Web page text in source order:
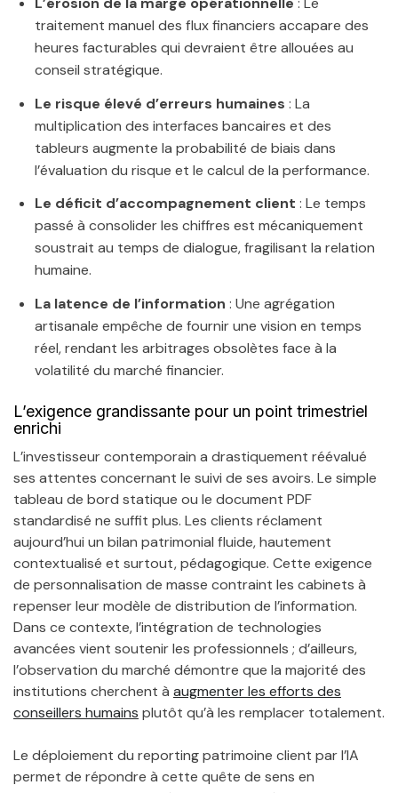
traitement manuel des flux financiers accapare des
heures facturables qui devraient être allouées au
conseil stratégique.
Le risque élevé d’erreurs humaines : La
multiplication des interfaces bancaires et des
tableurs augmente la probabilité de biais dans
l’évaluation du risque et le calcul de la performance.
Le déficit d’accompagnement client : Le temps
passé à consolider les chiffres est mécaniquement
soustrait au temps de dialogue, fragilisant la relation
humaine.
La latence de l’information : Une agrégation
artisanale empêche de fournir une vision en temps
réel, rendant les arbitrages obsolètes face à la
volatilité du marché financier.
L’exigence grandissante pour un point trimestriel
enrichi
L’investisseur contemporain a drastiquement réévalué
ses attentes concernant le suivi de ses avoirs. Le simple
tableau de bord statique ou le document PDF
standardisé ne suffit plus. Les clients réclament
aujourd’hui un bilan patrimonial fluide, hautement
contextualisé et surtout, pédagogique. Cette exigence
de personnalisation de masse contraint les cabinets à
repenser leur modèle de distribution de l’information.
Dans ce contexte, l’intégration de technologies
avancées vient soutenir les professionnels ; d’ailleurs,
l’observation du marché démontre que la majorité des
institutions cherchent à augmenter les efforts des
conseillers humains plutôt qu’à les remplacer totalement.
Le déploiement du reporting patrimoine client par l’IA
permet de répondre à cette quête de sens en